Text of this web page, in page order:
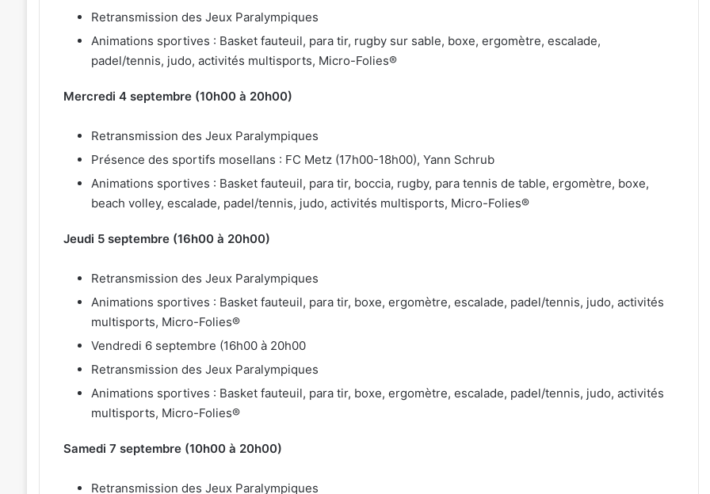
Retransmission des Jeux Paralympiques
Animations sportives : Basket fauteuil, para tir, rugby sur sable, boxe, ergomètre, escalade,
padel/tennis, judo, activités multisports, Micro-Folies®
Mercredi 4 septembre (10h00 à 20h00)
Retransmission des Jeux Paralympiques
Présence des sportifs mosellans : FC Metz (17h00-18h00), Yann Schrub
Animations sportives : Basket fauteuil, para tir, boccia, rugby, para tennis de table, ergomètre, boxe,
beach volley, escalade, padel/tennis, judo, activités multisports, Micro-Folies®
Jeudi 5 septembre (16h00 à 20h00)
Retransmission des Jeux Paralympiques
Animations sportives : Basket fauteuil, para tir, boxe, ergomètre, escalade, padel/tennis, judo, activités
multisports, Micro-Folies®
Vendredi 6 septembre (16h00 à 20h00
Retransmission des Jeux Paralympiques
Animations sportives : Basket fauteuil, para tir, boxe, ergomètre, escalade, padel/tennis, judo, activités
multisports, Micro-Folies®
Samedi 7 septembre (10h00 à 20h00)
Retransmission des Jeux Paralympiques